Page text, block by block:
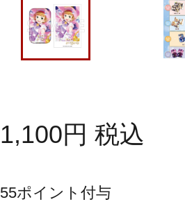
1,100円 税込
55ポイント付与